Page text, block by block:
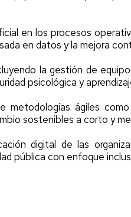
en los procesos
en datos y la mejora
la gestión de
psicológica y
metodologías ágiles
sostenibles a corto y
digital de las
pública con enfoque